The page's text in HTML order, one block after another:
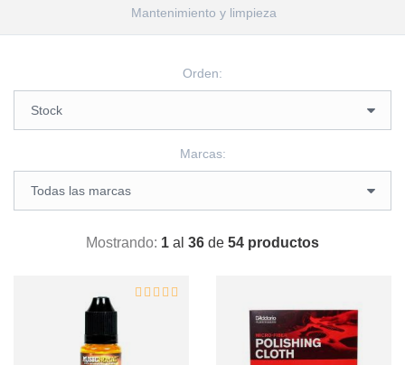
Mantenimiento y limpieza
Orden:
Marcas:
Mostrando: 1 al 36 de 54 productos